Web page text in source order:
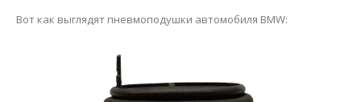
Вот как выглядят пневмоподушки автомобиля BMW: